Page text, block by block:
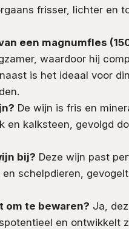
frisser, lichter en
een magnumfles
waardoor hij
is het ideaal voor
De wijn is fris en
en kalksteen, gevolgd
bij? Deze wijn past
schelpdieren,
om te bewaren? Ja,
en ontwikkelt